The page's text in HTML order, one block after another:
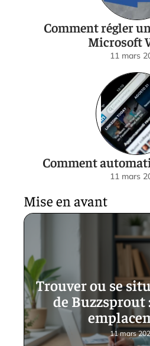
Comment régler
Microsoft
11 mars
Comment
11 mars
Mise en avant
Trouver ou se
de Buzzsprout
11 mars